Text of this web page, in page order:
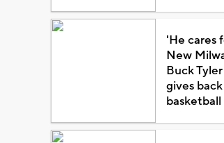
'He cares
New
Buck
gives